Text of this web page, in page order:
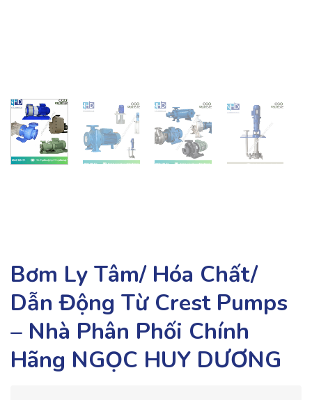
Bơm Ly Tâm/ Hóa Chất/
Dẫn Động Từ Crest Pumps
– Nhà Phân Phối Chính
Hãng NGỌC HUY DƯƠNG